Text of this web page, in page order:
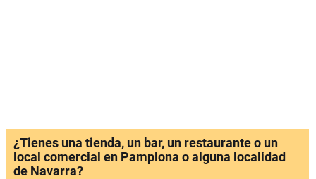
¿Tienes una tienda, un bar, un restaurante o un
local comercial en Pamplona o alguna localidad
de Navarra?